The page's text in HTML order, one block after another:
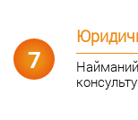
7
Найманий